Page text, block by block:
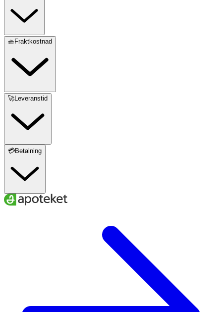
🧺Fraktkostnad
🚀Leveranstid
💳Betalning